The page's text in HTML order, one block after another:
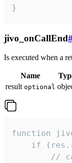
}
jivo_onCallEnd
Is executed when a
Name
result optional
function
if
//